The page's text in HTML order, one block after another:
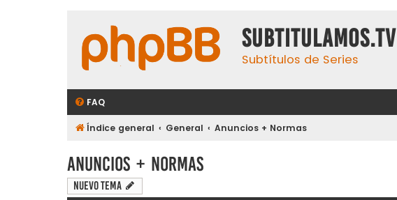
subtitulamos.tv
Subtítulos de Series
FAQ
Índice general General Anuncios + Normas
Anuncios + Normas
Nuevo Tema